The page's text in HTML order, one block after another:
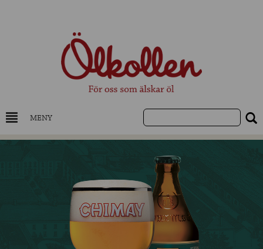
MENY
UTVALDA ÖL
UTVALDA CIDER